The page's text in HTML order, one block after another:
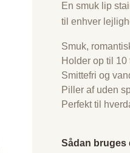
En smuk lip
til enhver
Smuk,
Holder op til 10
Smittefri og
Piller af uden
Perfekt til
Sådan bruges